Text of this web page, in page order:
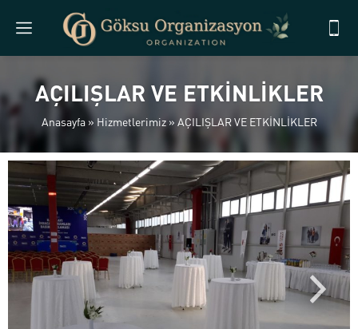
AÇILIŞLAR VE ETKİNLİKLER
Anasayfa» Hizmetlerimiz» AÇILIŞLAR VE ETKİNLİKLER